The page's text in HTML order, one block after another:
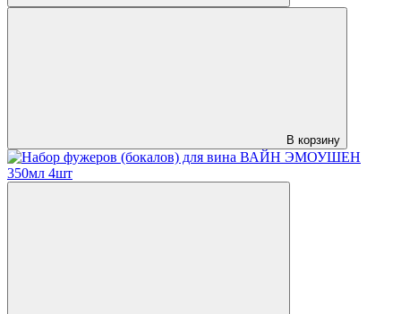
В корзину